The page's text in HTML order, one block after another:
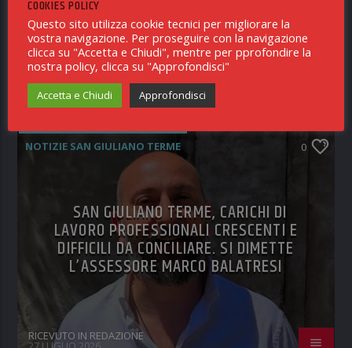
DELL’ECCIDIO
RICEVUTO IN REDAZIONE
4 AGOSTO 2026
NOTIZIE SAN GIULIANO TERME 0
SAN GIULIANO TERME, CARICHI DI
LAVORO PROFESSIONALI CRESCENTI E
DIFFICILI DA CONCILIARE. SI DIMETTE
L’ASSESSORE MARCO BALATRESI
RICEVUTO IN REDAZIONE
COOKIES POLICY
Questo sito utilizza cookie tecnici per migliorare la
vostra navigazione. Per proseguire con la navigazione
clicca su "Accetta e Chiudi", mentre per pprofondire la
nostra policy, clicca su "Approfondisci"
Accetta e Chiudi Approfondisci